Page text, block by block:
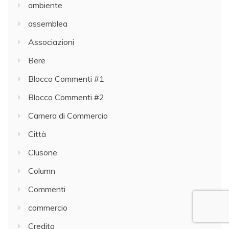
ambiente
assemblea
Associazioni
Bere
Blocco Commenti #1
Blocco Commenti #2
Camera di Commercio
Città
Clusone
Column
Commenti
commercio
Credito